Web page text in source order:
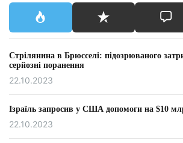
Стрілянина в Брюсселі: підозрюваного
серйозні поранення
22.10.2023
Ізраїль запросив у США допомоги на $10
22.10.2023